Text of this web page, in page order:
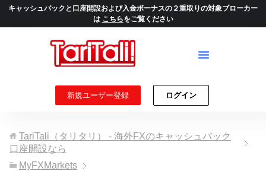
キャッシュバックと口座開設および入金ボーナスの２重取りの対象ブローカー
は こちらをご覧ください
新規ユーザー登録 ログイン
TariTali（タリタリ） - 海外FXのキャッシュバック
口座開設なら
MyFXMarkets